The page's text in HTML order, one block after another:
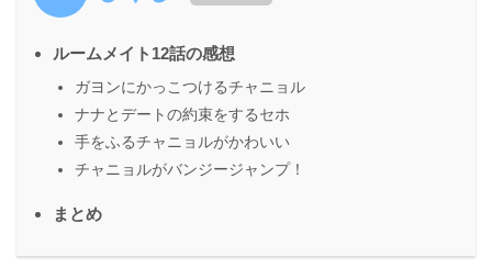
ルームメイト12話の感想
ガヨンにかっこつけるチャニョル
ナナとデートの約束をするセホ
手をふるチャニョルがかわいい
チャニョルがバンジージャンプ！
まとめ